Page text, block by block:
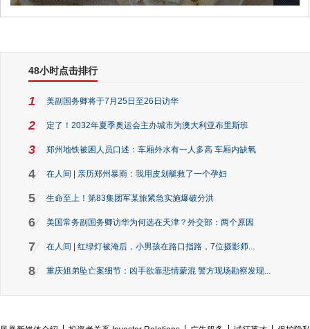
48小时点击排行
1 美副国务卿将于7月25日至26日访华
2 定了！2032年夏季奥运会主办城市为澳大利亚布里斯班
3 郑州地铁被困人员口述：车厢外水有一人多高 车厢内缺氧
4 在人间 | 亲历郑州暴雨：我用皮划艇救了一个孕妇
5 生命至上！第83集团军某旅紧急实施爆破分洪
6 美国常务副国务卿访华为何选在天津？外交部：两个原因
7 在人间 | 红绿灯被淹后，小男孩在路口指路，7位摄影师...
8 重庆姐弟坠亡案细节：凶手欲靠悲情蒙混 警方现场勘察发现...